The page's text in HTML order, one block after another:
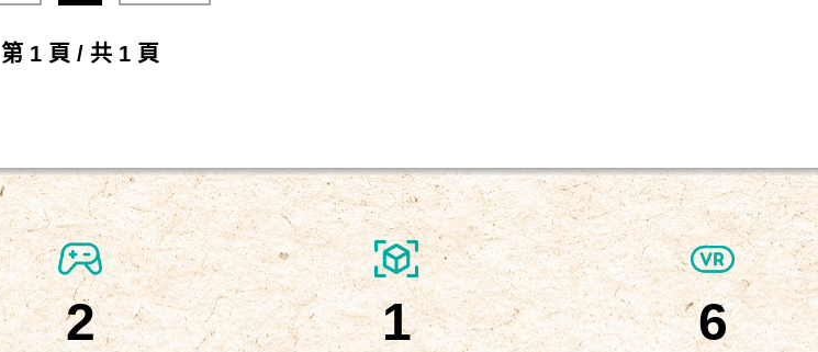
第 1 頁 / 共 1 頁
2 1 6